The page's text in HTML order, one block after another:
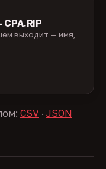
выходит — имя,
CSV · JSON